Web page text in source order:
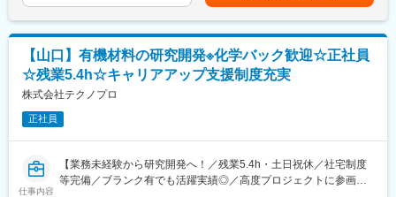
また
は住民サービスを支える庁内ネットワークの設計・構築から運用
設計までを一気通貫でお任せします。
住民の個人情報や重要データを扱うため、非常に高いセキュリテ
ィと安定性が求められる、やりがいの大きなプロジェクトです
■入社後の流れ：
の想像をしていただくことができます。
【山口】有機材料の研究開発※化学バック歓迎☆正社員
☆残業5.4h☆キャリアアップ支援制度充実
株式会社テクノプロ
正社員
仕事内容
【業務未経験から研究開発へ！／残業5.4h・土日祝休／社宅制度
等完備／ブランク有でも活躍実績◎／高度プロジェクトに参画／